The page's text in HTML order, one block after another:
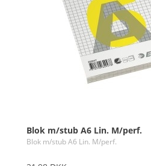
Blok m/stub A6 Lin. M/perf.
Blok m/stub A6 Lin. M/perf.